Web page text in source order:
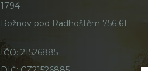
1794
Rožnov pod Radhoštěm 756 61
IČO: 21526885